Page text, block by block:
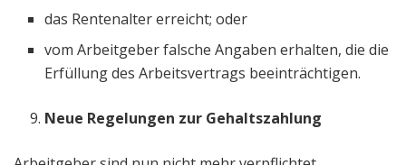
das Rentenalter erreicht; oder
vom Arbeitgeber falsche Angaben erhalten, die die
Erfüllung des Arbeitsvertrags beeinträchtigen.
Neue Regelungen zur Gehaltszahlung